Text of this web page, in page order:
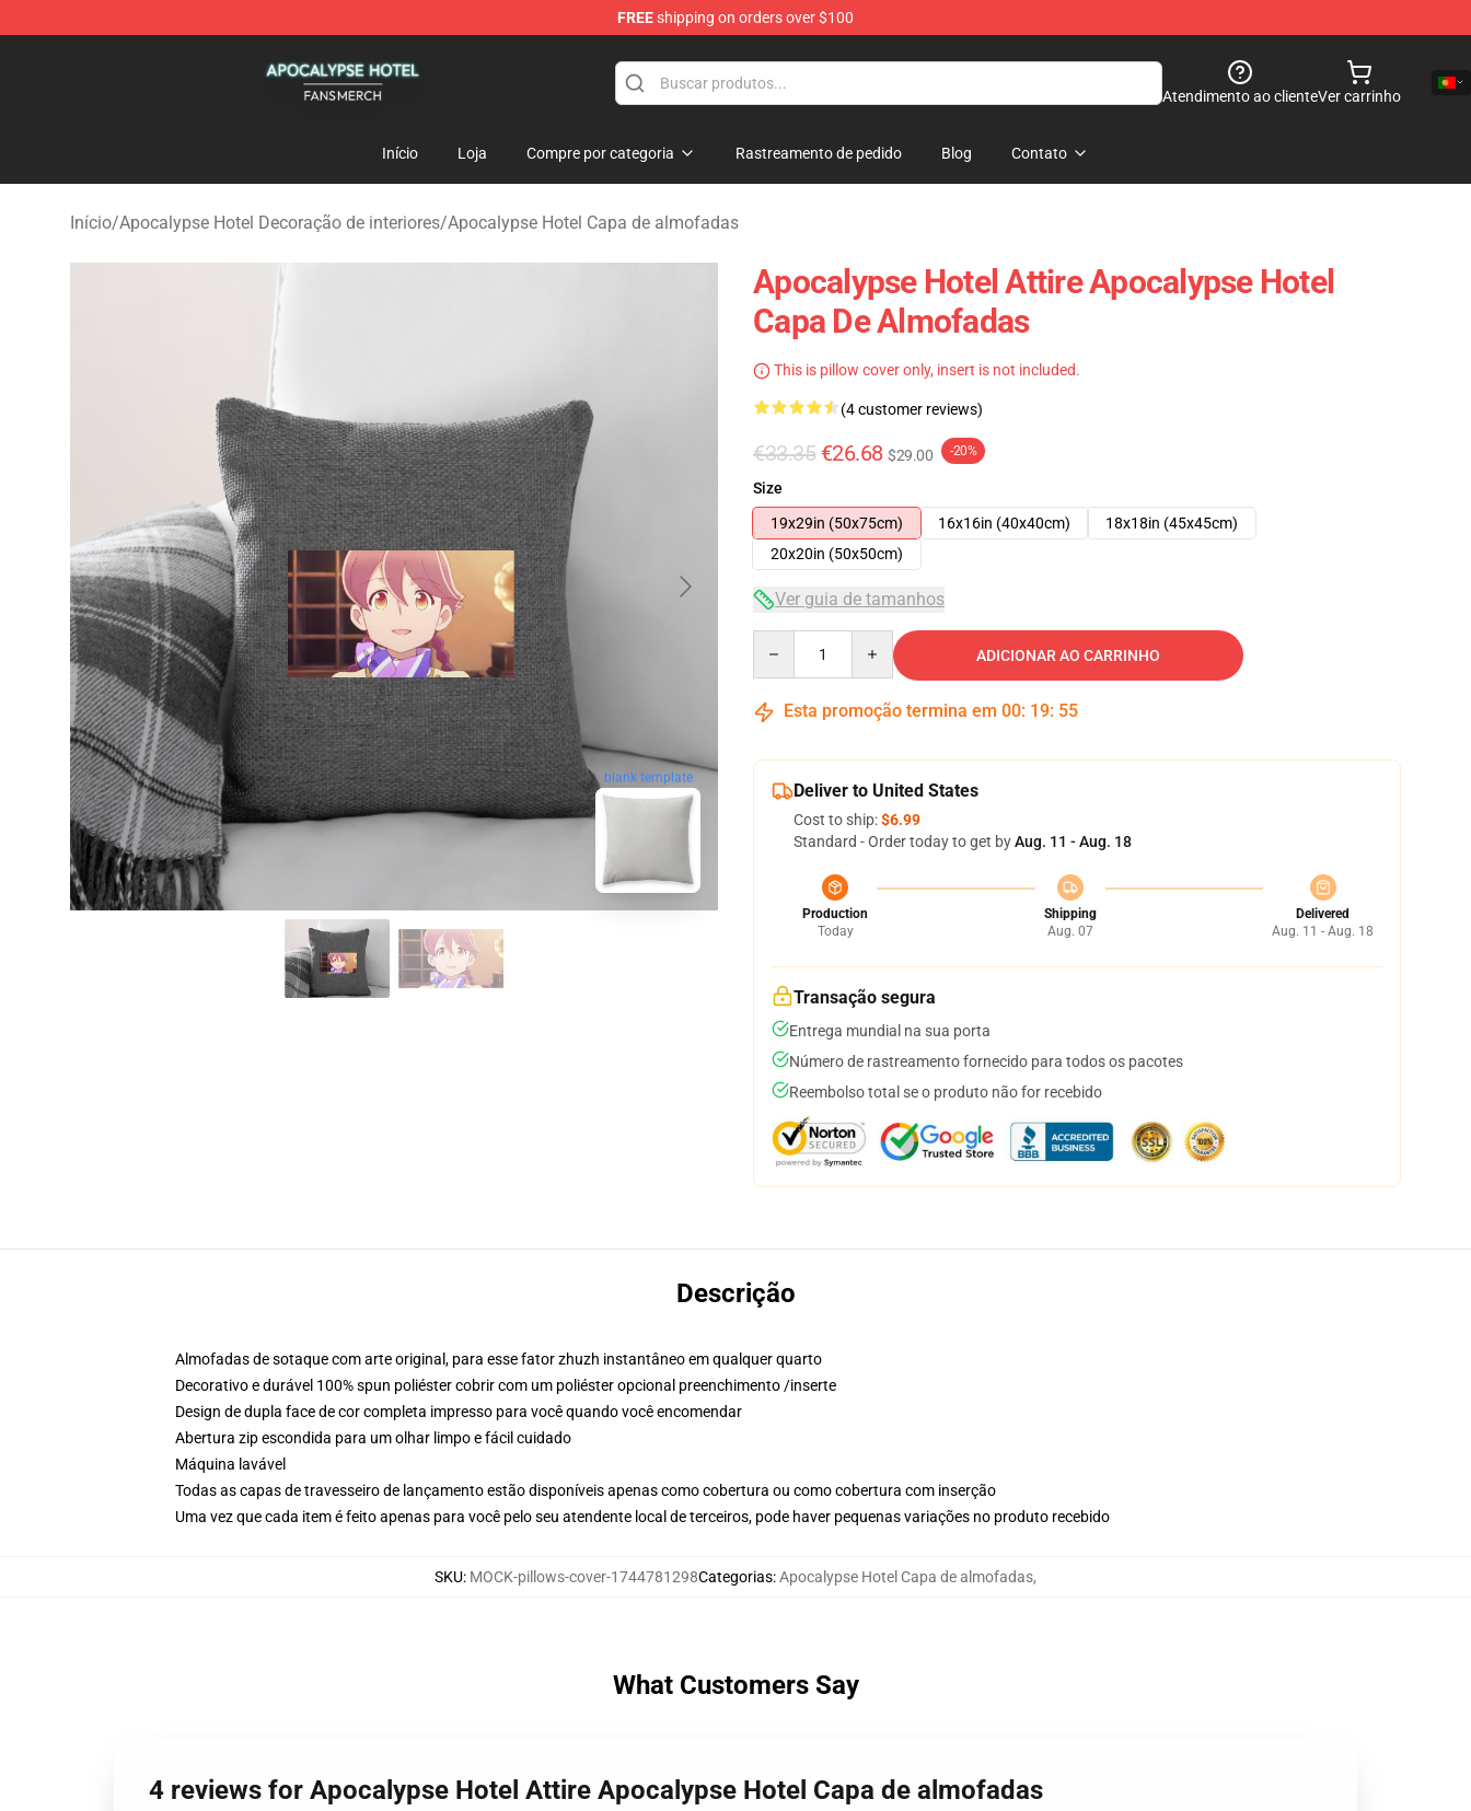
FREEshipping on orders over $100
Atendimento ao clienteVer carrinho
Início Loja Compre por categoria Rastreamento de pedido Blog Contato
Início/Apocalypse Hotel Decoração de interiores/Apocalypse Hotel Capa de almofadas
blank template
Apocalypse Hotel Attire Apocalypse Hotel
Capa De Almofadas
This is pillow cover only, insert is not included.
(4 customer reviews)
€33.35 €26.68 $29.00 -20%
Size
19x29in (50x75cm)
16x16in (40x40cm)
18x18in (45x45cm)
20x20in (50x50cm)
Ver guia de tamanhos
ADICIONAR AO CARRINHO
Esta promoção termina em 00: 19: 54
Deliver to United States
Cost to ship:$6.99
Standard - Order today to get byAug. 11 - Aug. 18
Production
Today
Shipping
Aug. 07
Delivered
Aug. 11 - Aug. 18
Transação segura
Entrega mundial na sua porta
Número de rastreamento fornecido para todos os pacotes
Reembolso total se o produto não for recebido
Descrição
Almofadas de sotaque com arte original, para esse fator zhuzh instantâneo em qualquer quarto
Decorativo e durável 100% spun poliéster cobrir com um poliéster opcional preenchimento /inserte
Design de dupla face de cor completa impresso para você quando você encomendar
Abertura zip escondida para um olhar limpo e fácil cuidado
Máquina lavável
Todas as capas de travesseiro de lançamento estão disponíveis apenas como cobertura ou como cobertura com inserção
Uma vez que cada item é feito apenas para você pelo seu atendente local de terceiros, pode haver pequenas variações no produto recebido
SKU: MOCK-pillows-cover-1744781298Categorias:Apocalypse Hotel Capa de almofadas,
What Customers Say
4 reviews for Apocalypse Hotel Attire Apocalypse Hotel Capa de almofadas